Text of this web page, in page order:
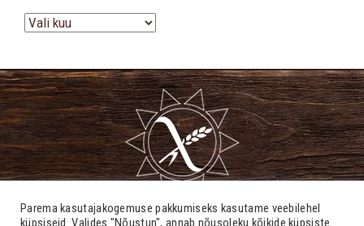
Arhiiv
Parema kasutajakogemuse pakkumiseks kasutame veebilehel
küpsiseid. Valides "Nõustun", annab nõusoleku kõikide küpsiste